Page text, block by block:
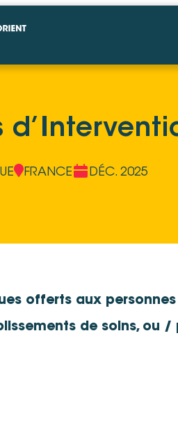
FRANCE DÉC. 2025
offerts aux
de soins, ou